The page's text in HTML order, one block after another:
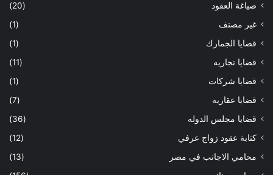
صياغة العقود
(20)
غير مصنف
(1)
قضايا الجمارك
(1)
قضايا تجاريه
(11)
قضايا شركات
(1)
قضايا عقاريه
(7)
قضايا مجلس الدوله
(36)
كتابة عقود زواج عرفي
(12)
محامي الاجانب في مصر
(13)